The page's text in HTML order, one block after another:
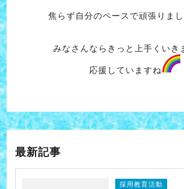
焦らず自分のペースで頑張りまし
みなさんならきっと上手くいき
応援していますね
最新記事
採用教育活動